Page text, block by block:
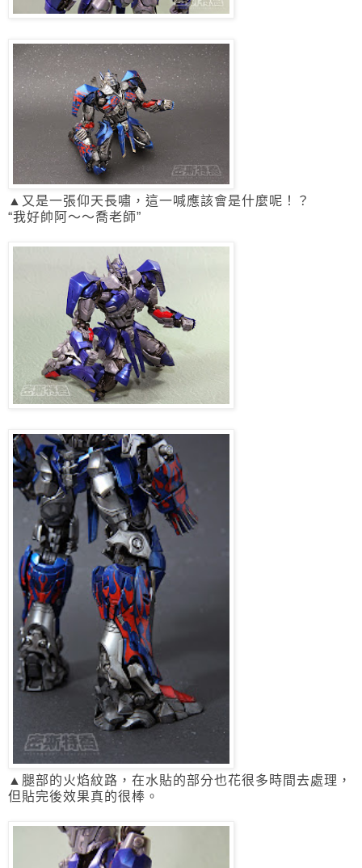
▲又是一張仰天長嘯，這一喊應該會是什麼呢！？
“我好帥阿～～喬老師”
▲腿部的火焰紋路，在水貼的部分也花很多時間去處理，
但貼完後效果真的很棒。